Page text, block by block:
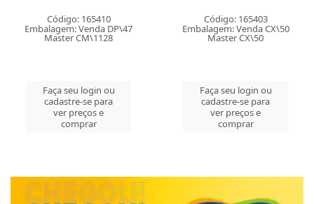
Código: 165410
Embalagem: Venda DP\47
Master CM\1128
Faça seu login ou
cadastre-se para
ver preços e
comprar
Código: 165403
Embalagem: Venda CX\50
Master CX\50
Faça seu login ou
cadastre-se para
ver preços e
comprar